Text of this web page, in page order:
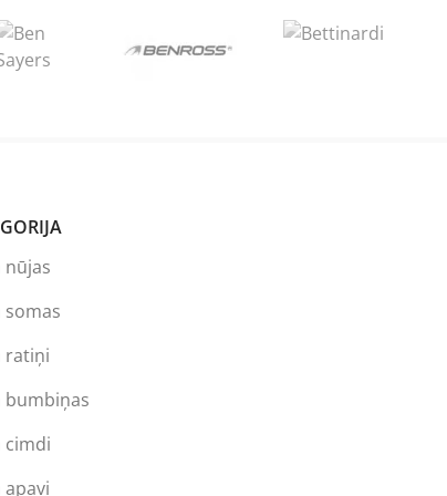
nūjas
somas
ratiņi
bumbiņas
cimdi
apavi